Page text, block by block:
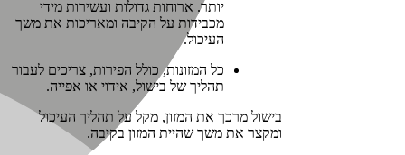
יותר. ארוחות גדולות ועשירות מידי
מכבידות על הקיבה ומאריכות את משך
העיכול.
כל המזונות, כולל הפירות, צריכים לעבור
תהליך של בישול, אידוי או אפייה.
בישול מרכך את המזון, מקל על תהליך העיכול
ומקצר את משך שהיית המזון בקיבה.